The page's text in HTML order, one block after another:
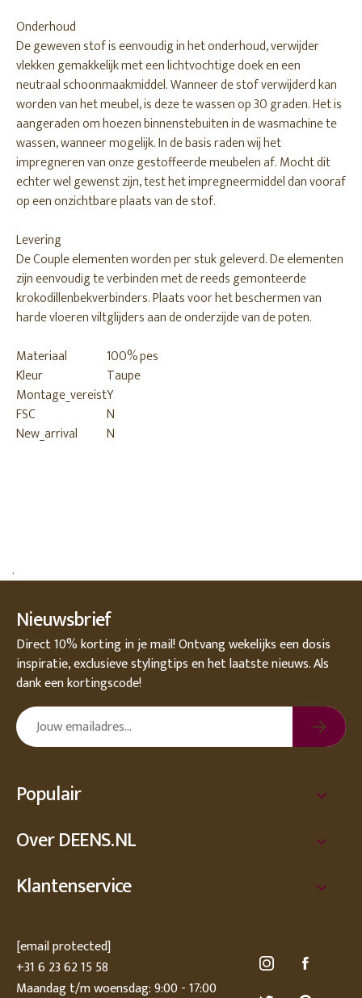
Onderhoud
De geweven stof is eenvoudig in het onderhoud, verwijder
vlekken gemakkelijk met een lichtvochtige doek en een
neutraal schoonmaakmiddel. Wanneer de stof verwijderd kan
worden van het meubel, is deze te wassen op 30 graden. Het is
aangeraden om hoezen binnenstebuiten in de wasmachine te
wassen, wanneer mogelijk. In de basis raden wij het
impregneren van onze gestoffeerde meubelen af. Mocht dit
echter wel gewenst zijn, test het impregneermiddel dan vooraf
op een onzichtbare plaats van de stof.
Levering
De Couple elementen worden per stuk geleverd. De elementen
zijn eenvoudig te verbinden met de reeds gemonteerde
krokodillenbekverbinders. Plaats voor het beschermen van
harde vloeren viltglijders aan de onderzijde van de poten.
Materiaal
100% pes
Kleur
Taupe
Montage_vereistY
FSC
N
New_arrival
N
.
Nieuwsbrief
Direct 10% korting in je mail! Ontvang wekelijks een dosis
inspiratie, exclusieve stylingtips en het laatste nieuws. Als
dank een kortingscode!
Populair
Over DEENS.NL
Klantenservice
[email protected]
+31 6 23 62 15 58
Maandag t/m woensdag: 9:00 - 17:00